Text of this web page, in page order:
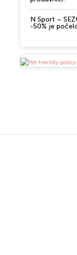
N Sport –
-50% je